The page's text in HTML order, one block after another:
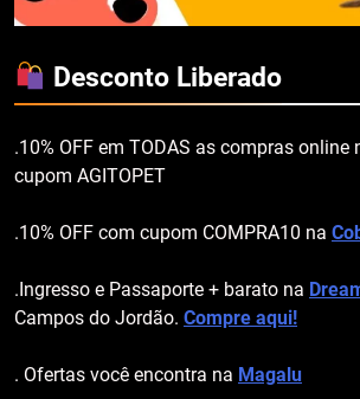
Desconto Liberado
.10% OFF em TODAS as compras online
cupom AGITOPET
.10% OFF com cupom COMPRA10 na
.Ingresso e Passaporte + barato na
Campos do Jordão. Compre aqui!
. Ofertas você encontra na Magalu